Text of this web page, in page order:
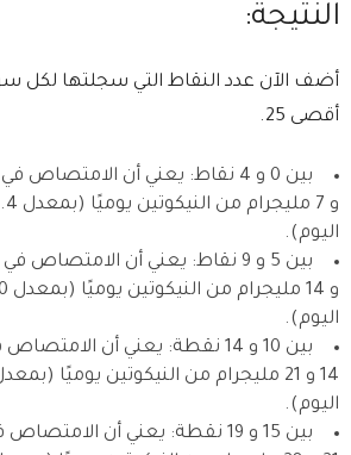
النتيجة:
أقصى 25.
اليوم).
اليوم).
بين 10 و 14 نقطة: يعني أن
اليوم).
بين 15 و 19 نقطة: يعني أن